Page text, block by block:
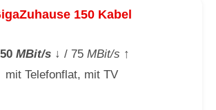
150 Kabel
MBit/s↓ / 75MBit/s ↑
mit Telefonflat, mit TV